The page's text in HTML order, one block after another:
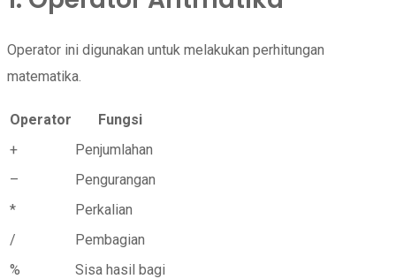
Operator ini digunakan untuk melakukan perhitungan
matematika.
Operator
Fungsi
+
Penjumlahan
–
Pengurangan
*
Perkalian
/
Pembagian
%
Sisa hasil bagi